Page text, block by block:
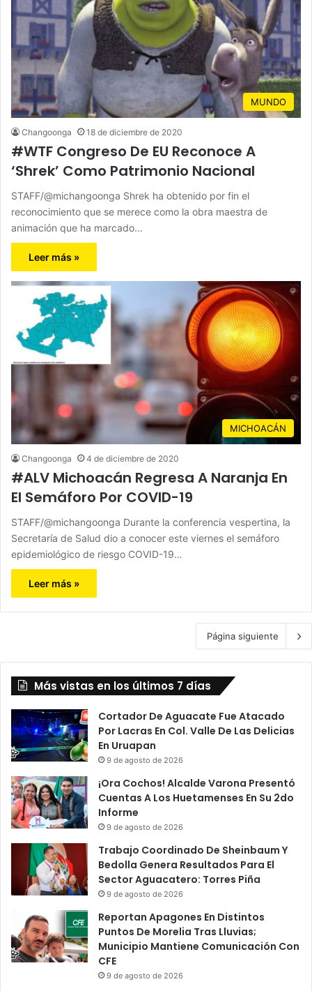
MUNDO
Changoonga 18 de diciembre de 2020
#WTF Congreso De EU Reconoce A
‘Shrek’ Como Patrimonio Nacional
STAFF/@michangoonga Shrek ha obtenido por fin el
reconocimiento que se merece como la obra maestra de
animación que ha marcado…
Leer más »
MICHOACÁN
Changoonga 4 de diciembre de 2020
#ALV Michoacán Regresa A Naranja En
El Semáforo Por COVID-19
STAFF/@michangoonga Durante la conferencia vespertina, la
Secretaría de Salud dio a conocer este viernes el semáforo
epidemiológico de riesgo COVID-19…
Leer más »
Página siguiente
Más vistas en los últimos 7 días
Cortador De Aguacate Fue Atacado
Por Lacras En Col. Valle De Las Delicias
En Uruapan
9 de agosto de 2026
¡Ora Cochos! Alcalde Varona Presentó
Cuentas A Los Huetamenses En Su 2do
Informe
9 de agosto de 2026
Trabajo Coordinado De Sheinbaum Y
Bedolla Genera Resultados Para El
Sector Aguacatero: Torres Piña
9 de agosto de 2026
Reportan Apagones En Distintos
Puntos De Morelia Tras Lluvias;
Municipio Mantiene Comunicación Con
CFE
9 de agosto de 2026